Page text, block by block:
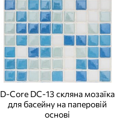
D-Core DC-13 скляна мозаїка
для басейну на паперовій
основі